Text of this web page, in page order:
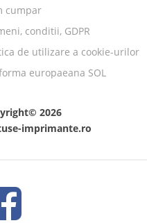
cumpar
conditii, GDPR
de utilizare a cookie-urilor
europaeana SOL
2026
imprimante.ro